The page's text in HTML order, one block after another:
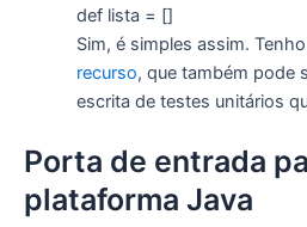
def lista = []
Sim, é simples assim.
recurso, que também pode
escrita de testes unitários
Porta de entrada
plataforma Java